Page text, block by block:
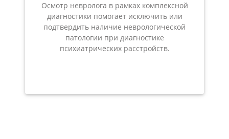
Осмотр невролога в рамках комплексной
диагностики помогает исключить или
подтвердить наличие неврологической
патологии при диагностике
психиатрических расстройств.